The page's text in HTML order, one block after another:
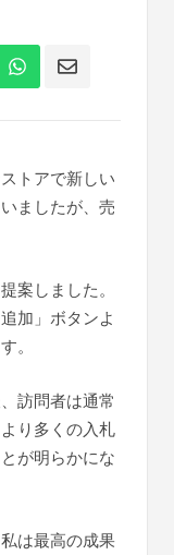
トアで新しい
ましたが、売
案しました。
加」ボタンよ
。
訪問者は通常
り多くの入札
が明らかにな
は最高の成果